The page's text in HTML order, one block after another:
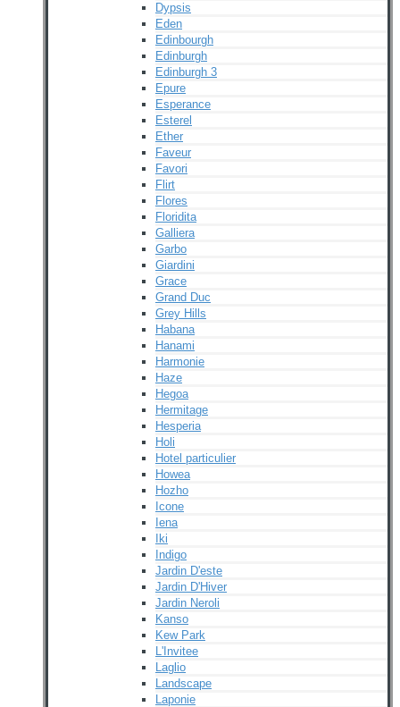
Dypsis
Eden
Edinbourgh
Edinburgh
Edinburgh 3
Epure
Esperance
Esterel
Ether
Faveur
Favori
Flirt
Flores
Floridita
Galliera
Garbo
Giardini
Grace
Grand Duc
Grey Hills
Habana
Hanami
Harmonie
Haze
Hegoa
Hermitage
Hesperia
Holi
Hotel particulier
Howea
Hozho
Icone
Iena
Iki
Indigo
Jardin D'este
Jardin D'Hiver
Jardin Neroli
Kanso
Kew Park
L'Invitee
Laglio
Landscape
Laponie